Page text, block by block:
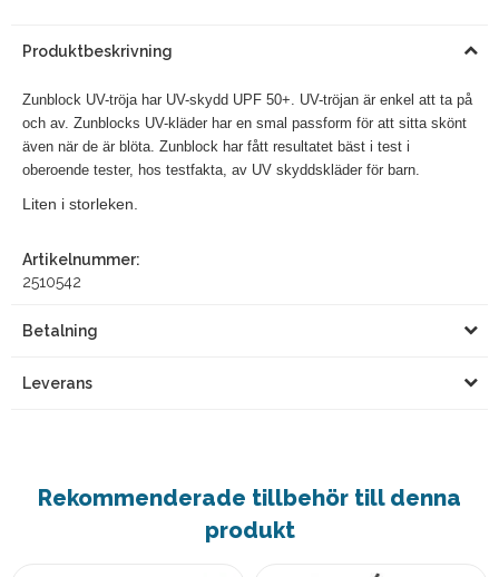
Produktbeskrivning
Zunblock UV-tröja har UV-skydd UPF 50+. UV-tröjan är enkel att ta på
och av. Zunblocks UV-kläder har en smal passform för att sitta skönt
även när de är blöta. Zunblock har fått resultatet bäst i test i
oberoende tester, hos testfakta, av UV skyddskläder för barn.
Liten i storleken.
Artikelnummer:
2510542
Betalning
Leverans
Rekommenderade tillbehör till denna
produkt